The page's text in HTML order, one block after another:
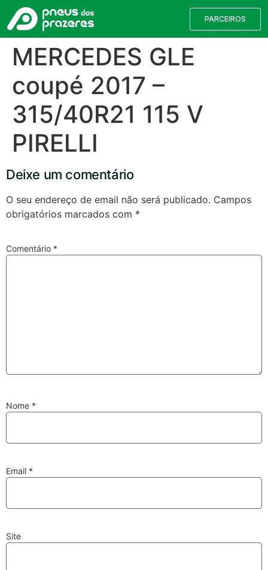
PARCEIROS
MERCEDES GLE
coupé 2017 –
315/40R21 115 V
PIRELLI
Deixe um comentário
O seu endereço de email não será publicado. Campos
obrigatórios marcados com *
Comentário *
Nome *
Email *
Site
Pesquisa de Pneus
Velas Lâmpadas